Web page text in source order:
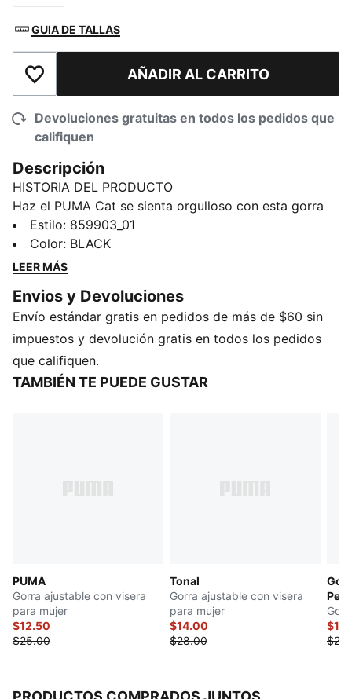
GUIA DE TALLAS
Añadir a la lista de deseosAÑADIR AL CARRITO
Devoluciones gratuitas en todos los pedidos que
califiquen
Descripción
HISTORIA DEL PRODUCTO
Haz el PUMA Cat se sienta orgulloso con esta gorra
ajustable, perfecta para representar a la marca en
cualquier ocasión.
DETALLES
Cierre ajustable
100 % poliéster
Estilo: 859903_01
Color: BLACK
LEER MÁS
Envios y Devoluciones
Envío estándar gratis en pedidos de más de $60 sin
impuestos y devolución gratis en todos los pedidos
que califiquen.
TAMBIÉN TE PUEDE GUSTAR
PUMA
Gorra ajustable con visera
para mujer
$12.50
$25.00
Tonal
Gorra ajustable con visera
para mujer
$14.00
$28.00